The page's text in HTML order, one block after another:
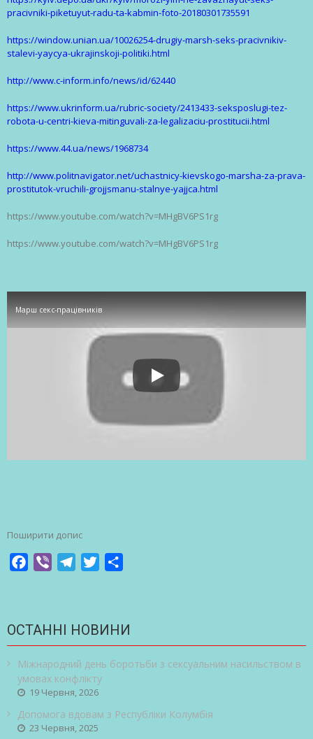
pracivniki-piketuyut-radu-ta-kabmin-foto-20180301735591
https://window.unian.ua/10026254-drugiy-marsh-seks-pracivnikiv-
stalevi-yaycya-ukrajinskoji-politiki.html
http://www.c-inform.info/news/id/62440
https://www.ukrinform.ua/rubric-society/2413433-seksposlugi-tez-
robota-u-centri-kieva-mitinguvali-za-legalizaciu-prostitucii.html
https://www.44.ua/news/1968734
http://www.politnavigator.net/uchastnicy-kievskogo-marsha-za-prava-
prostitutok-vruchili-grojjsmanu-stalnye-yajjca.html
https://www.youtube.com/watch?v=MHgBV6PS1rg
https://www.youtube.com/watch?v=MHgBV6PS1rg
Марш секс-працівників
Поширити допис
Facebook
Viber TelegramTwitter
ОСТАННІ НОВИНИ
Міжнародний день боротьби з сексуальним насильством в
умовах конфлікту
19 Червня, 2026
Допомога вдовам з Республіки Колумбія
23 Червня, 2025